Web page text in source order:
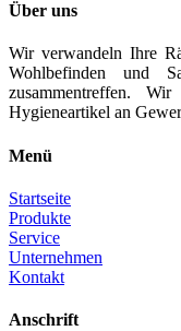
Über uns
Wir verwandeln Ihre
Wohlbefinden und
zusammentreffen.
Hygieneartikel an
Menü
Startseite
Produkte
Service
Unternehmen
Kontakt
Anschrift